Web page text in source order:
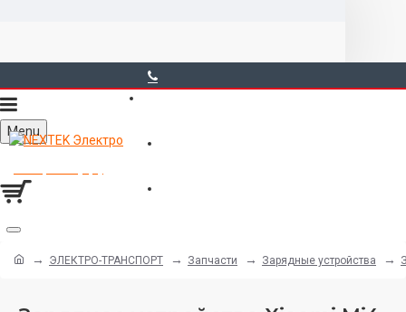
Menu
ЭЛЕКТРО-ТРАНСПОРТ Запчасти Зарядные устройства